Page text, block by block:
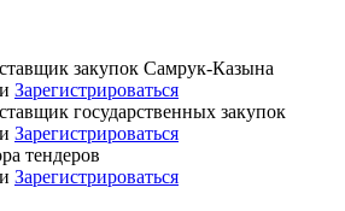
закупок Самрук-Казына
Зарегистрироваться
государственных закупок
Зарегистрироваться
тендеров
Зарегистрироваться